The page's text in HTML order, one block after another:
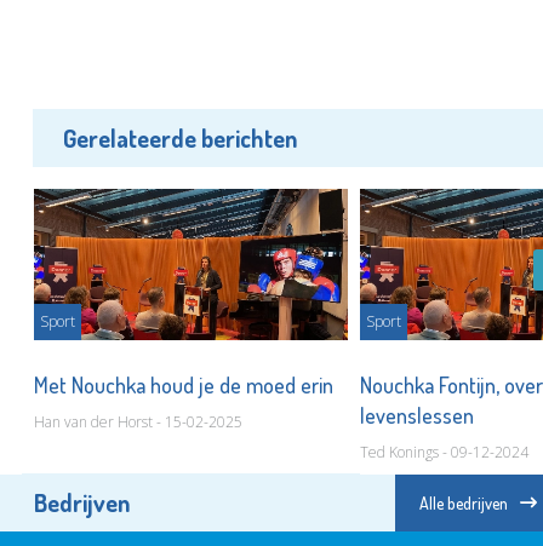
Gerelateerde berichten
Sport
Met Nouchka houd je de moed erin
Han van der Horst - 15-02-2025
Sport
Nouchka Fontijn,
levenslessen
Ted Konings - 09-12-2024
Bedrijven Alle bedrijven